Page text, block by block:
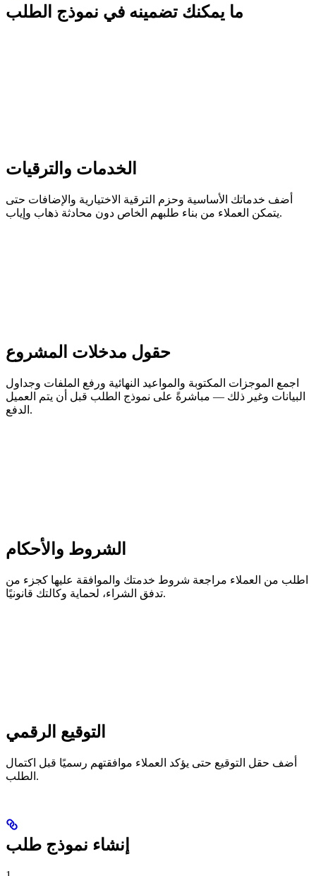
ما يمكنك تضمينه في نموذج الطلب
الخدمات والترقيات
أضف خدماتك الأساسية وحزم الترقية الاختيارية والإضافات حتى
يتمكن العملاء من بناء طلبهم الخاص دون محادثة ذهاب وإياب.
حقول مدخلات المشروع
اجمع الموجزات المكتوبة والمواعيد النهائية ورفع الملفات وجداول
البيانات وغير ذلك — مباشرةً على نموذج الطلب قبل أن يتم العميل
الدفع.
الشروط والأحكام
اطلب من العملاء مراجعة شروط خدمتك والموافقة عليها كجزء من
تدفق الشراء، لحماية وكالتك قانونيًا.
التوقيع الرقمي
أضف حقل التوقيع حتى يؤكد العملاء موافقتهم رسميًا قبل اكتمال
الطلب.
إنشاء نموذج طلب